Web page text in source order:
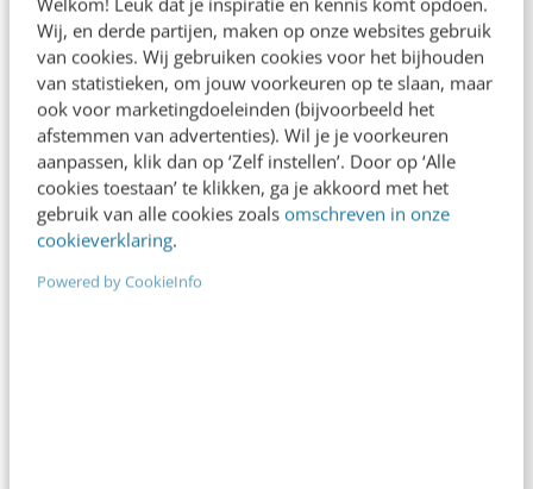
Wij, en derde partijen, maken op onze websites gebruik
van cookies. Wij gebruiken cookies voor het bijhouden
van statistieken, om jouw voorkeuren op te slaan, maar
ook voor marketingdoeleinden (bijvoorbeeld het
afstemmen van advertenties). Wil je je voorkeuren
aanpassen, klik dan op ‘Zelf instellen’. Door op ‘Alle
cookies toestaan’ te klikken, ga je akkoord met het
gebruik van alle cookies zoals omschreven in onze
cookieverklaring.
Powered by CookieInfo
In 2,5 uur van Google-first naar AI-first: zo wordt je
content beter gevonden. Schrijf je in en bekijk
direct.
Meer weten